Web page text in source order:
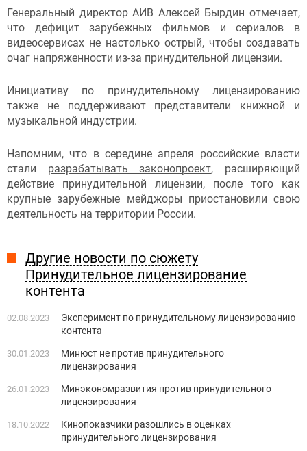
Генеральный директор АИВ Алексей Бырдин отмечает,
что дефицит зарубежных фильмов и сериалов в
видеосервисах не настолько острый, чтобы создавать
очаг напряженности из-за принудительной лицензии.
Инициативу по принудительному лицензированию
также не поддерживают представители книжной и
музыкальной индустрии.
Напомним, что в середине апреля российские власти
стали разрабатывать законопроект, расширяющий
действие принудительной лицензии, после того как
крупные зарубежные мейджоры приостановили свою
деятельность на территории России.
Другие новости по сюжету
Принудительное лицензирование
контента
02.08.2023
Эксперимент по принудительному лицензированию
контента
30.01.2023
Минюст не против принудительного
лицензирования
26.01.2023
Минэкономразвития против принудительного
лицензирования
18.10.2022
Кинопоказчики разошлись в оценках
принудительного лицензирования